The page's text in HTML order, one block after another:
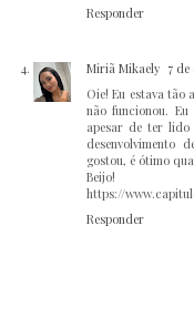
Responder
Miriã Mikaely 7 de
Oie! Eu estava tão
não funcionou.
apesar de ter lido
desenvolvimento
gostou, é ótimo
Beijo!
https://
Responder